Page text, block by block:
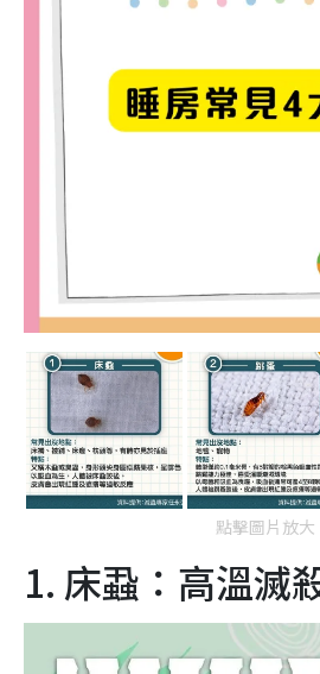
點擊圖片放大
1. 床蝨：高溫滅